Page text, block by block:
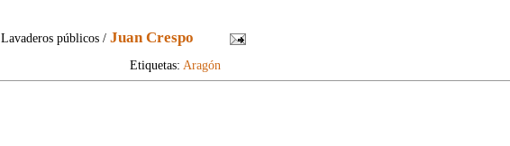
Lavaderos públicos /Juan Crespo
Etiquetas: Aragón